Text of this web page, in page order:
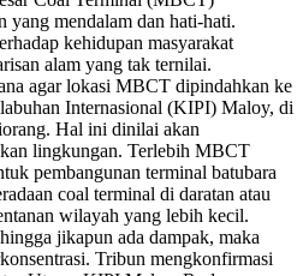
yang mendalam dan hati-hati.
kehidupan masyarakat
alam yang tak ternilai.
agar lokasi MBCT dipindahkan ke
Internasional (KIPI) Maloy, di
Hal ini dinilai akan
lingkungan. Terlebih MBCT
pembangunan terminal batubara
coal terminal di daratan atau
wilayah yang lebih kecil.
jikapun ada dampak, maka
Tribun mengkonfirmasi